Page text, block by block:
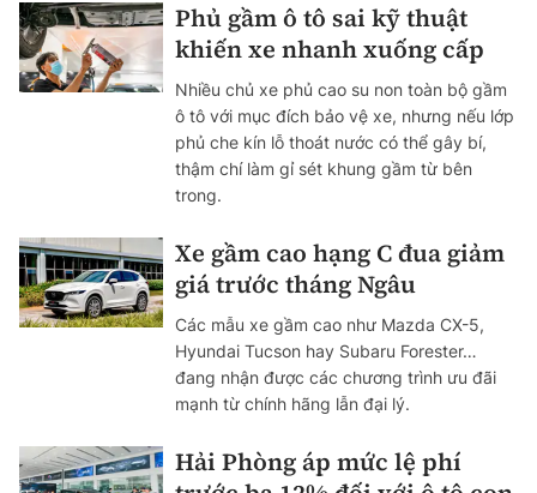
Phủ gầm ô tô sai kỹ thuật
khiến xe nhanh xuống cấp
Nhiều chủ xe phủ cao su non toàn bộ gầm
ô tô với mục đích bảo vệ xe, nhưng nếu lớp
phủ che kín lỗ thoát nước có thể gây bí,
thậm chí làm gỉ sét khung gầm từ bên
trong.
Xe gầm cao hạng C đua giảm
giá trước tháng Ngâu
Các mẫu xe gầm cao như Mazda CX-5,
Hyundai Tucson hay Subaru Forester…
đang nhận được các chương trình ưu đãi
mạnh từ chính hãng lẫn đại lý.
Hải Phòng áp mức lệ phí